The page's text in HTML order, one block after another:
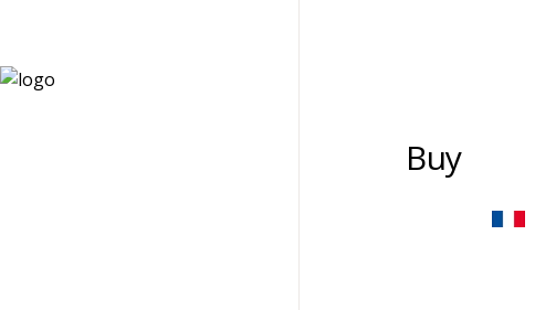
Buy